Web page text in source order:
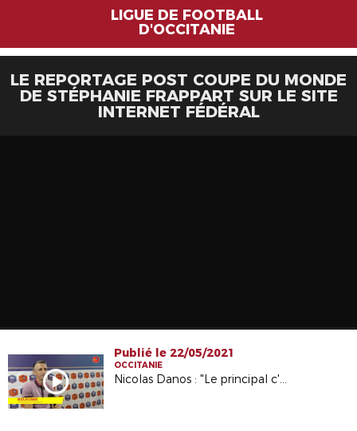
LIGUE DE FOOTBALL
D'OCCITANIE
LE REPORTAGE POST COUPE DU MONDE
DE STÉPHANIE FRAPPART SUR LE SITE
INTERNET FÉDÉRAL
Publié le 22/05/2021
OCCITANIE
Nicolas Danos : "Le principal c'est prendre du plaisir"